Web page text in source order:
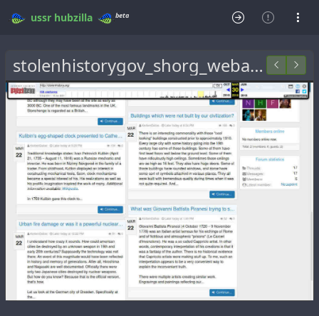
ussr hubzilla beta
stolenhistorygov_shorg_webarchive.jpg